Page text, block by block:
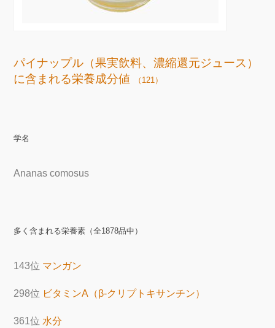
パイナップル（果実飲料、濃縮還元ジュース）
に含まれる栄養成分値
（121）
学名
Ananas comosus
多く含まれる栄養素（全1878品中）
143位 マンガン
298位 ビタミンA（β-クリプトキサンチン）
361位 水分